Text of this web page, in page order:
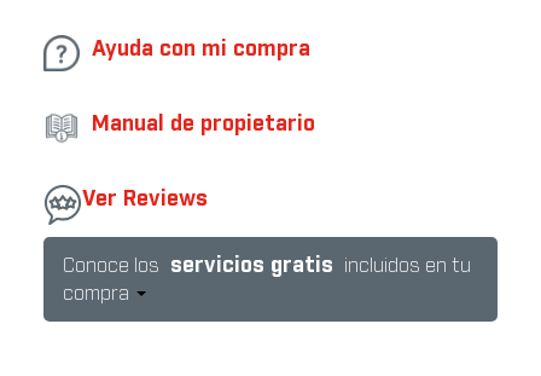
Ayuda con mi compra
Manual de propietario
Ver Reviews
Conoce los servicios gratis
incluidos en tu
compra